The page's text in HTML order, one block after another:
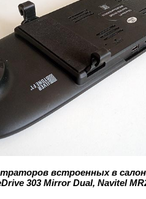
встроенных в
303 Mirror Dual, Navitel